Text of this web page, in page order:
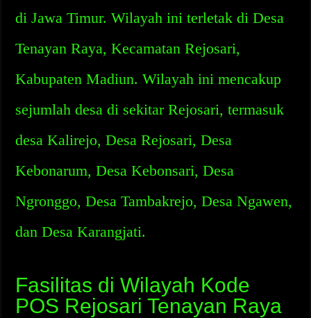
di Jawa Timur. Wilayah ini terletak di Desa
Tenayan Raya, Kecamatan Rejosari,
Kabupaten Madiun. Wilayah ini mencakup
sejumlah desa di sekitar Rejosari, termasuk
desa Kalirejo, Desa Rejosari, Desa
Kebonarum, Desa Kebonsari, Desa
Ngronggo, Desa Tambakrejo, Desa Ngawen,
dan Desa Karangjati.
Fasilitas di Wilayah Kode
POS Rejosari Tenayan Raya